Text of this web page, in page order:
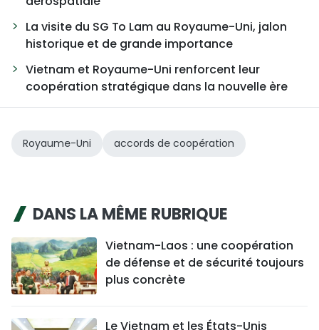
La visite du SG To Lam au Royaume-Uni, jalon
historique et de grande importance
Vietnam et Royaume-Uni renforcent leur
coopération stratégique dans la nouvelle ère
Royaume-Uni accords de coopération
DANS LA MÊME RUBRIQUE
Vietnam-Laos : une coopération
de défense et de sécurité toujours
plus concrète
Le Vietnam et les États-Unis